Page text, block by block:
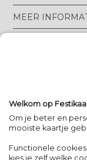
Geboortekaartjes
MEER
Privacy verklaring
Bekijk alle
Uitleg editor
Het 8-stappen
WhatsApp:
Pinterest
Welkom op
Om je beter en
mooiste kaartje
Functionele
kies je zelf welke